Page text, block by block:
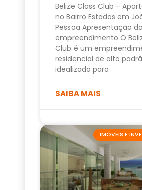
Belize Class Club –
no Bairro Estados em
Pessoa Apresentação do
empreendimento O
Club é um
residencial de alto
idealizado para
SAIBA MAIS
IMÓVEIS E